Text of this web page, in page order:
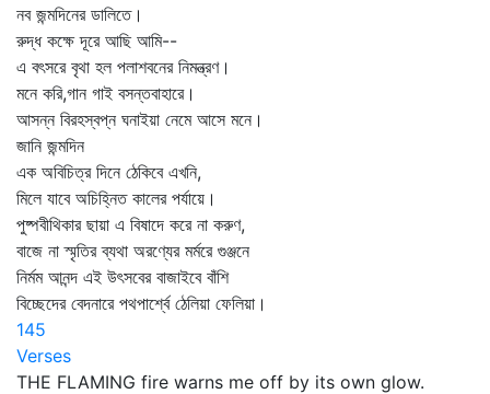
নব জন্মদিনের ডালিতে।
রুদ্ধ কক্ষে দূরে আছি আমি--
এ বৎসরে বৃথা হল পলাশবনের নিমন্ত্রণ।
মনে করি,গান গাই বসন্তবাহারে।
আসন্ন বিরহস্বপ্ন ঘনাইয়া নেমে আসে মনে।
জানি জন্মদিন
এক অবিচিত্র দিনে ঠেকিবে এখনি,
মিলে যাবে অচিহ্নিত কালের পর্যায়ে।
পুষ্পবীথিকার ছায়া এ বিষাদে করে না করুণ,
বাজে না স্মৃতির ব্যথা অরণ্যের মর্মরে গুঞ্জনে
নির্মম আনন্দ এই উৎসবের বাজাইবে বাঁশি
বিচ্ছেদের বেদনারে পথপার্শ্বে ঠেলিয়া ফেলিয়া।
145
Verses
THE FLAMING fire warns me off by its own glow.